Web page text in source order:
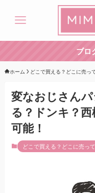
ブロ
ホーム どこで買える？どこに売っ
変なおじさん
る？ドンキ？
可能！
どこで買える？どこに売っ